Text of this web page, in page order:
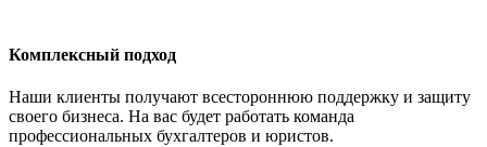
Комплексный подход
Наши клиенты получают всестороннюю поддержку и защиту
своего бизнеса. На вас будет работать команда
профессиональных бухгалтеров и юристов.